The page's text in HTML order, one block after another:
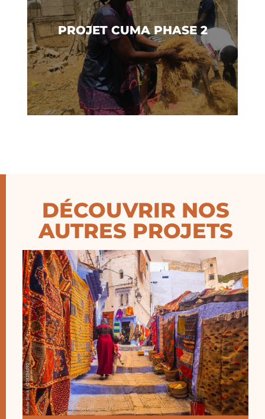
PROJET CUMA PHASE 2
Pays d’action :
Sénégal & Bénin
En savoir plus
DÉCOUVRIR NOS
AUTRES PROJETS
Pays d’actions : Maroc,
Algérie, Tunisie, France
En savoir plus